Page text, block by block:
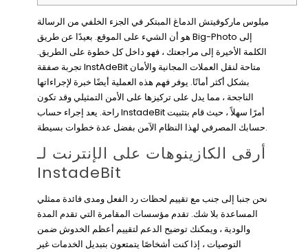
ميلوس ماركوفيتش الدماغ المبتكر في الجزء الخلفي من الرسالة
هو أن الشيء على الموقع. بعيدًا عن طريق Big-Photo إلى
الكلمة الأخيرة إلى مراجعتك ، فهو داخل كل خطوة على الطريق.
تجربة صفقة InstAdeBit متاحة لنقل العملات المجانية والأمان
بشكل أكثر أمانًا. يوفر فهم هذه العملية أيضًا خبرة لإجراءاتها
الناجحة ، مما يدل على تركيزها على الأمن التمثيلي وقد تكون
راحة. يعد إجراء حساب InstadeBit أمرًا سهلاً ، حيث قام بتثبيت
حسابك المصرفي لهذا النظام الآمن بفضل عدة خطوات بسيطة.
أرقى الكازينوهات على الإنترنت لـ
InstadeBit
نحن جنبا إلى جنب مع تقييم لحظات رد الفعل ومدى فائدة ممثلي
المساعدة بلا شك. تقدم مؤسسات المقامرة التي تقدم المدة
والودية ، ويمكنك توضيح الدعم لتقييم أعظم الخدوش ضمن
التوصيات ، إذا كنت أشخاصًا يتمتعون بتبديل الخدمات غير